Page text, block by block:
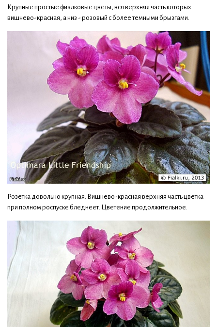
Крупные простые фиалковые цветы, вся верхняя часть которых
вишнево-красная, а низ - розовый с более темными брызгами.
Розетка довольно крупная. Вишнево-красная верхняя часть цветка
при полном роспуске бледнеет. Цветение продолжительное.